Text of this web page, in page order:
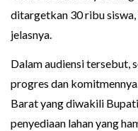
ditargetkan 30 ribu siswa,
jelasnya.
Dalam audiensi tersebut,
progres dan
Barat yang diwakili
penyediaan lahan yang